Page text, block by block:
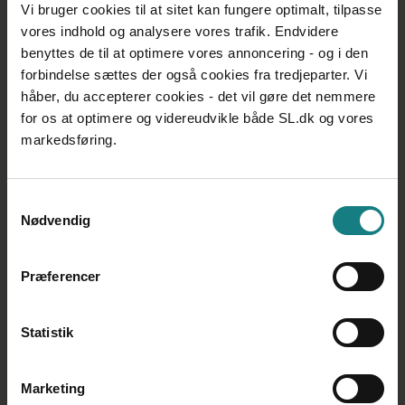
Vi bruger cookies til at sitet kan fungere optimalt, tilpasse
vores indhold og analysere vores trafik. Endvidere
benyttes de til at optimere vores annoncering - og i den
forbindelse sættes der også cookies fra tredjeparter. Vi
håber, du accepterer cookies - det vil gøre det nemmere
for os at optimere og videreudvikle både SL.dk og vores
markedsføring.
Nødvendig
Præferencer
Statistik
Marketing
uklare, kan det skabe usikkerhed eller konflikter.
Det handler om at finde den rette balance mellem
fleksibilitet og struktur.
Sørg for, at rammerne løbende bliver justeret efter
behov. Fx kan et nyt team have brug for tættere
ledelse i starten, mens erfarne medarbejdere ofte
har det fint med større selvstændighed.
At skabe en kultur, hvor fejl ses som en naturlig del